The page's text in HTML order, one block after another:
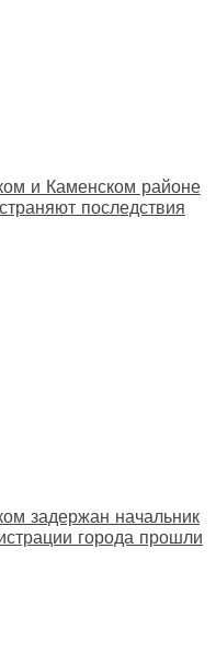
и Каменском районе
последствия
задержан начальник
города прошли